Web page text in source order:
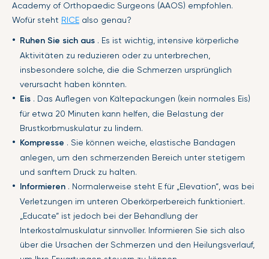
Academy of Orthopaedic Surgeons (AAOS) empfohlen.
Wofür steht RICE also genau?
Ruhen Sie sich aus . Es ist wichtig, intensive körperliche
Aktivitäten zu reduzieren oder zu unterbrechen,
insbesondere solche, die die Schmerzen ursprünglich
verursacht haben könnten.
Eis . Das Auflegen von Kältepackungen (kein normales Eis)
für etwa 20 Minuten kann helfen, die Belastung der
Brustkorbmuskulatur zu lindern.
Kompresse . Sie können weiche, elastische Bandagen
anlegen, um den schmerzenden Bereich unter stetigem
und sanftem Druck zu halten.
Informieren . Normalerweise steht E für „Elevation“, was bei
Verletzungen im unteren Oberkörperbereich funktioniert.
„Educate“ ist jedoch bei der Behandlung der
Interkostalmuskulatur sinnvoller. Informieren Sie sich also
über die Ursachen der Schmerzen und den Heilungsverlauf,